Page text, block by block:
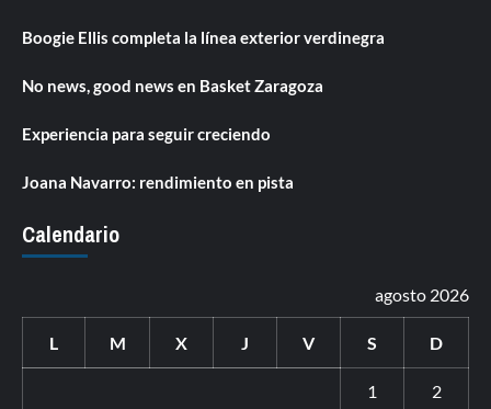
Boogie Ellis completa la línea exterior verdinegra
No news, good news en Basket Zaragoza
Experiencia para seguir creciendo
Joana Navarro: rendimiento en pista
Calendario
agosto 2026
L M X J V S D
1 2